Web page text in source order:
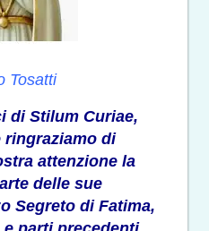
Tosatti
di Stilum Curiae,
ringraziamo di
attenzione la
delle sue
Segreto di Fatima,